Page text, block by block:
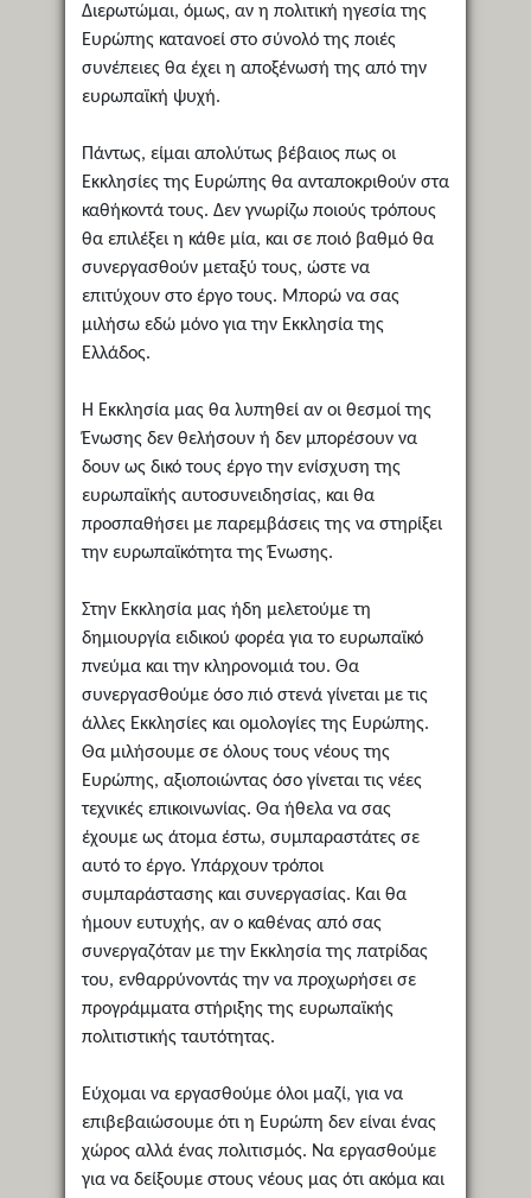
Διερωτώμαι, όμως, αν η πολιτική ηγεσία της
Ευρώπης κατανοεί στο σύνολό της ποιές
συνέπειες θα έχει η αποξένωσή της από την
ευρωπαϊκή ψυχή.
Πάντως, είμαι απολύτως βέβαιος πως οι
Εκκλησίες της Ευρώπης θα ανταποκριθούν στα
καθήκοντά τους. Δεν γνωρίζω ποιούς τρόπους
θα επιλέξει η κάθε μία, και σε ποιό βαθμό θα
συνεργασθούν μεταξύ τους, ώστε να
επιτύχουν στο έργο τους. Μπορώ να σας
μιλήσω εδώ μόνο για την Εκκλησία της
Ελλάδος.
Η Εκκλησία μας θα λυπηθεί αν οι θεσμοί της
Ένωσης δεν θελήσουν ή δεν μπορέσουν να
δουν ως δικό τους έργο την ενίσχυση της
ευρωπαϊκής αυτοσυνειδησίας, και θα
προσπαθήσει με παρεμβάσεις της να στηρίξει
την ευρωπαϊκότητα της Ένωσης.
Στην Εκκλησία μας ήδη μελετούμε τη
δημιουργία ειδικού φορέα για το ευρωπαϊκό
πνεύμα και την κληρονομιά του. Θα
συνεργασθούμε όσο πιό στενά γίνεται με τις
άλλες Εκκλησίες και ομολογίες της Ευρώπης.
Θα μιλήσουμε σε όλους τους νέους της
Ευρώπης, αξιοποιώντας όσο γίνεται τις νέες
τεχνικές επικοινωνίας. Θα ήθελα να σας
έχουμε ως άτομα έστω, συμπαραστάτες σε
αυτό το έργο. Υπάρχουν τρόποι
συμπαράστασης και συνεργασίας. Και θα
ήμουν ευτυχής, αν ο καθένας από σας
συνεργαζόταν με την Εκκλησία της πατρίδας
του, ενθαρρύνοντάς την να προχωρήσει σε
προγράμματα στήριξης της ευρωπαϊκής
πολιτιστικής ταυτότητας.
Εύχομαι να εργασθούμε όλοι μαζί, για να
επιβεβαιώσουμε ότι η Ευρώπη δεν είναι ένας
χώρος αλλά ένας πολιτισμός. Να εργασθούμε
για να δείξουμε στους νέους μας ότι ακόμα και